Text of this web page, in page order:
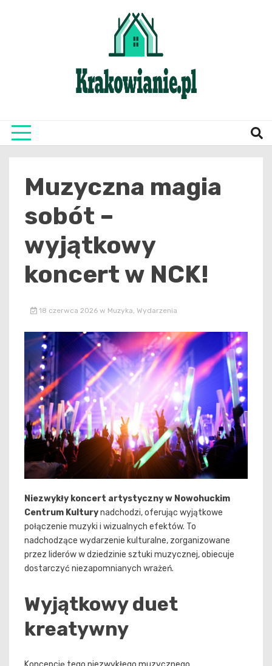
Muzyczna magia
sobót –
wyjątkowy
koncert w NCK!
18 czerwca 2026 w Muzyka, Wydarzenia
Niezwykły koncert artystyczny w Nowohuckim
Centrum Kulturynadchodzi, oferując wyjątkowe
połączenie muzyki i wizualnych efektów. To
nadchodzące wydarzenie kulturalne, zorganizowane
przez liderów w dziedzinie sztuki muzycznej, obiecuje
dostarczyć niezapomnianych wrażeń.
Wyjątkowy duet
kreatywny